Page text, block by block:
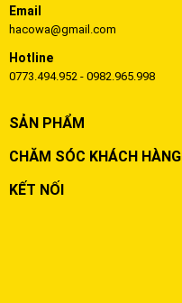
Email
hacowa@gmail.com
Hotline
0773.494.952 - 0982.965.998
SẢN PHẨM
CHĂM SÓC KHÁCH HÀNG
KẾT NỐI